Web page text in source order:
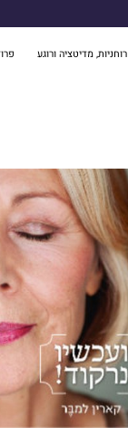
רוחניות, מדיטציה ורוגע